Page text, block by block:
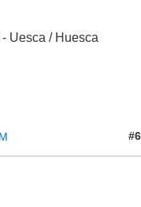
Uesca / Huesca
#6